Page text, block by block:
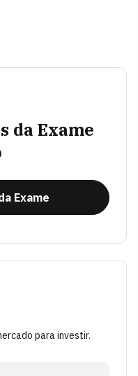
da Exame
Exame
para investir.